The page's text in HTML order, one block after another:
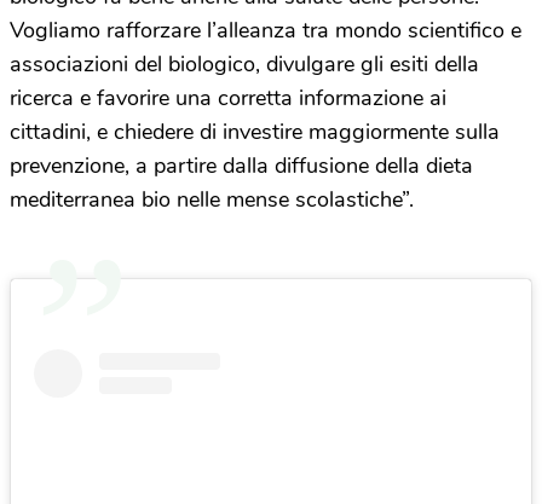
Vogliamo rafforzare l’alleanza tra mondo scientifico e
associazioni del biologico, divulgare gli esiti della
ricerca e favorire una corretta informazione ai
cittadini, e chiedere di investire maggiormente sulla
prevenzione, a partire dalla diffusione della dieta
mediterranea bio nelle mense scolastiche”.